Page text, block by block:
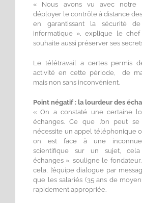
« Nous avons vu avec notre
déployer le contrôle à distance
en garantissant la sécurité
informatique », explique le chef
souhaite aussi préserver ses
Le télétravail a certes permis
activité en cette période, de
mais non sans inconvénient.
Point négatif : la lourdeur des
« On a constaté une certaine
échanges. Ce que l’on peut
nécessite un appel téléphonique
on est face à une
scientifique sur un sujet,
échanges », souligne le
cela, l’équipe dialogue par
que les salariés (35 ans de
rapidement appropriée.